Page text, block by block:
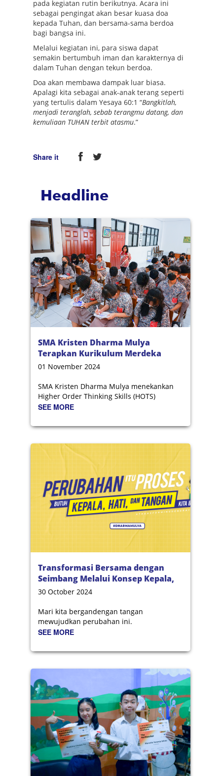
pada kegiatan rutin berikutnya. Acara ini
sebagai pengingat akan besar kuasa doa
kepada Tuhan, dan bersama-sama berdoa
bagi bangsa ini.
Melalui kegiatan ini, para siswa dapat
semakin bertumbuh iman dan karakternya di
dalam Tuhan dengan tekun berdoa.
Doa akan membawa dampak luar biasa.
Apalagi kita sebagai anak-anak terang seperti
yang tertulis dalam Yesaya 60:1 “Bangkitlah,
menjadi teranglah, sebab terangmu datang, dan
kemuliaan TUHAN terbit atasmu.”
Share it
Headline
SMA Kristen Dharma Mulya
Terapkan Kurikulum Merdeka
Berbasis HOTS
01 November 2024
SMA Kristen Dharma Mulya menekankan
Higher Order Thinking Skills (HOTS)
SEE MORE
Transformasi Bersama dengan
Seimbang Melalui Konsep Kepala,
Hati, dan Tangan
30 October 2024
Mari kita bergandengan tangan
mewujudkan perubahan ini.
SEE MORE